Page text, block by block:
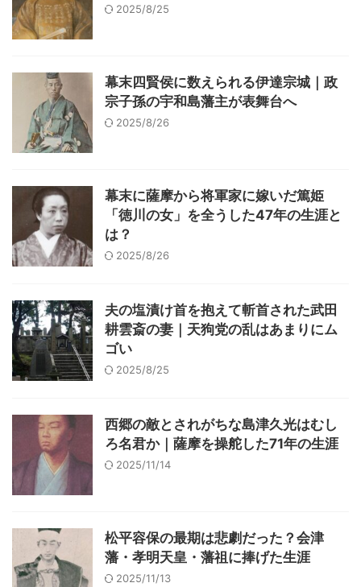
2025/8/25
幕末四賢侯に数えられる伊達宗城｜政
宗子孫の宇和島藩主が表舞台へ
2025/8/26
幕末に薩摩から将軍家に嫁いだ篤姫
「徳川の女」を全うした47年の生涯と
は？
2025/8/26
夫の塩漬け首を抱えて斬首された武田
耕雲斎の妻｜天狗党の乱はあまりにム
ゴい
2025/8/25
西郷の敵とされがちな島津久光はむし
ろ名君か｜薩摩を操舵した71年の生涯
2025/11/14
松平容保の最期は悲劇だった？会津
藩・孝明天皇・藩祖に捧げた生涯
2025/11/13